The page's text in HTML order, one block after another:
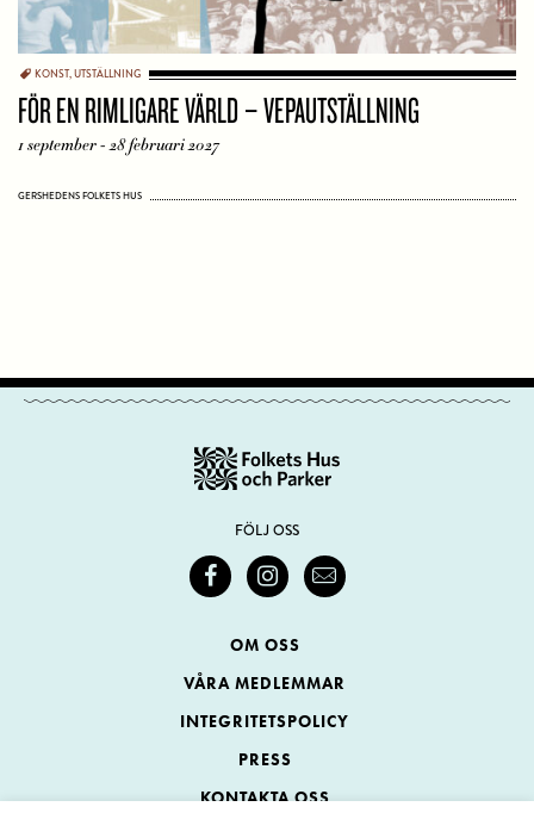
KONST,UTSTÄLLNING
FÖR EN RIMLIGARE VÄRLD – VEPAUTSTÄLLNING
1 september - 28 februari 2027
GERSHEDENS FOLKETS HUS
FÖLJ OSS
OM OSS
VÅRA MEDLEMMAR
INTEGRITETSPOLICY
PRESS
KONTAKTA OSS